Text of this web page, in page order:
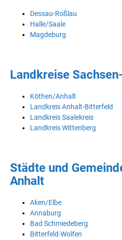
Dessau-Roßlau
Halle/Saale
Magdeburg
Landkreise
Köthen/Anhalt
Landkreis Anhalt-Bitterfeld
Landkreis Saalekreis
Landkreis Wittenberg
Städte und
Anhalt
Aken/Elbe
Annaburg
Bad Schmiedeberg
Bitterfeld-Wolfen